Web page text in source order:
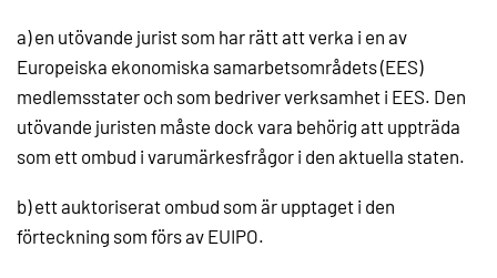
a) en utövande jurist som har rätt att verka i en av
Europeiska ekonomiska samarbetsområdets (EES)
medlemsstater och som bedriver verksamhet i EES. Den
utövande juristen måste dock vara behörig att uppträda
som ett ombud i varumärkesfrågor i den aktuella staten.
b) ett auktoriserat ombud som är upptaget i den
förteckning som förs av EUIPO.